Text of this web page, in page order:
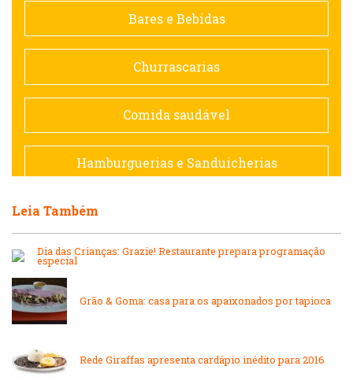
Doceria
Espanhola
Francesa
Bares e Bebidas
Churrascarias
Comida saudável
Hamburguerias e Sanduicherias
Lanchonetes
Massas
Padarias e Confeitarias
Leia Também
Dia das Crianças: Grazie! Restaurante prepara programação
especial
Grão & Goma: casa para os apaixonados por tapioca
Rede Giraffas apresenta cardápio inédito para 2016